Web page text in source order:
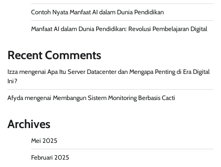
Contoh Nyata Manfaat AI dalam Dunia Pendidikan
Manfaat AI dalam Dunia Pendidikan: Revolusi Pembelajaran Digital
Recent Comments
Izza mengenai Apa Itu Server Datacenter dan Mengapa Penting di Era Digital
Ini?
Afyda mengenai Membangun Sistem Monitoring Berbasis Cacti
Archives
Mei 2025
Februari 2025